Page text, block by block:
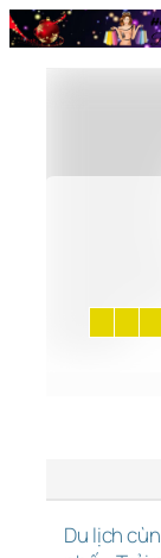
Chuyển
đến
Du lịch